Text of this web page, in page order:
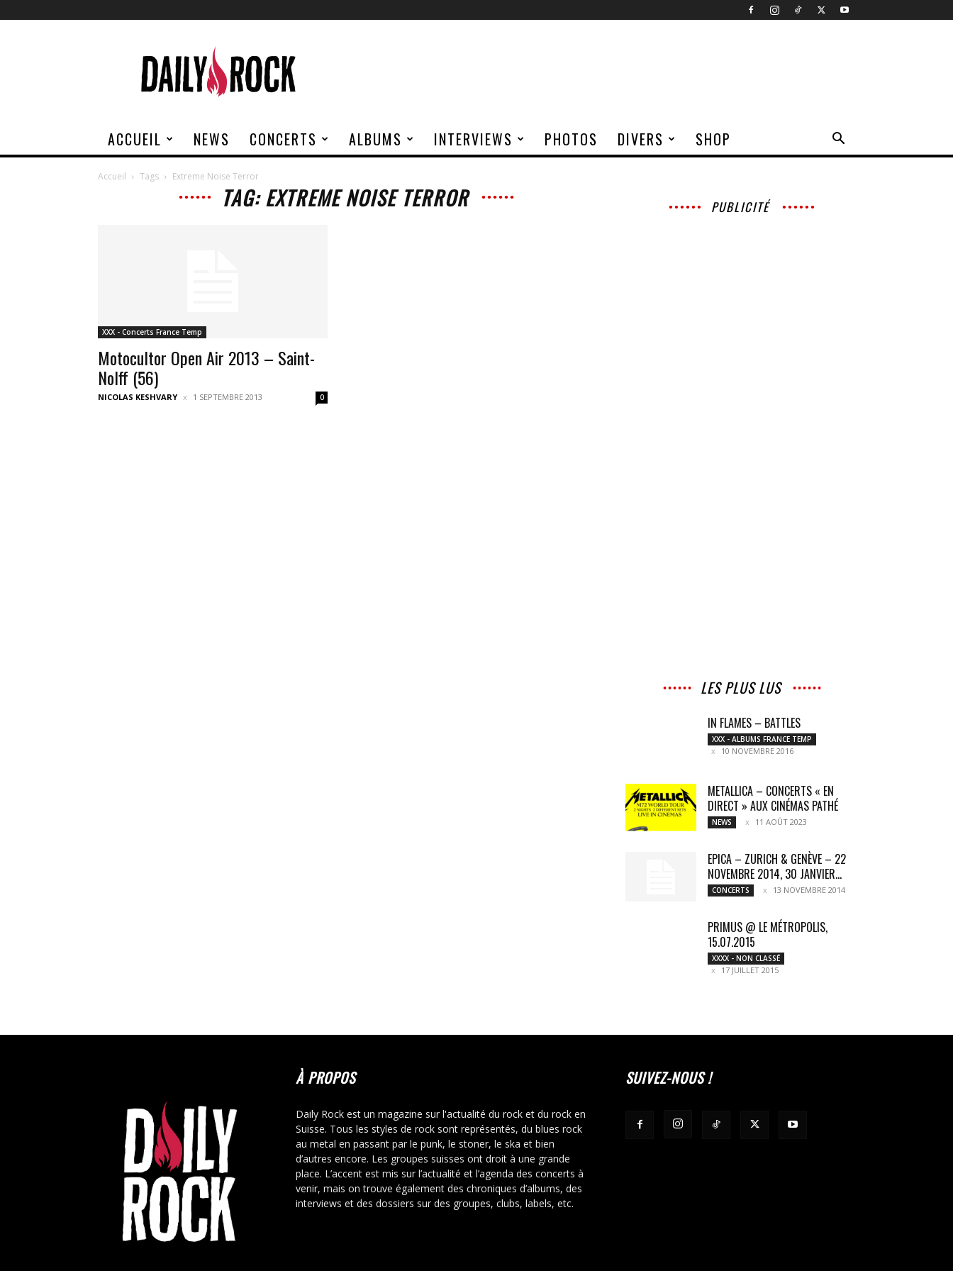
Rock
ACCUEIL NEWS CONCERTS ALBUMS INTERVIEWS PHOTOS DIVERS SHOP
Accueil Tags Extreme Noise Terror
TAG: EXTREME NOISE TERROR
XXX - Concerts France Temp
Motocultor Open Air 2013 – Saint-
Nolff (56)
NICOLAS KESHVARY 1 SEPTEMBRE 2013 0
PUBLICITÉ
LES PLUS LUS
IN FLAMES – BATTLES
XXX - ALBUMS FRANCE TEMP
10 NOVEMBRE 2016
METALLICA – CONCERTS « EN
DIRECT » AUX CINÉMAS PATHÉ
NEWS 11 AOÛT 2023
EPICA – ZURICH & GENÈVE – 22
NOVEMBRE 2014, 30 JANVIER...
CONCERTS 13 NOVEMBRE 2014
PRIMUS @ LE MÉTROPOLIS,
15.07.2015
XXXX - NON CLASSÉ
17 JUILLET 2015
À PROPOS
Daily Rock est un magazine sur l'actualité du rock et du rock en
Suisse. Tous les styles de rock sont représentés, du blues rock
au metal en passant par le punk, le stoner, le ska et bien
d’autres encore. Les groupes suisses ont droit à une grande
place. L’accent est mis sur l’actualité et l’agenda des concerts à
venir, mais on trouve également des chroniques d’albums, des
interviews et des dossiers sur des groupes, clubs, labels, etc.
SUIVEZ-NOUS !